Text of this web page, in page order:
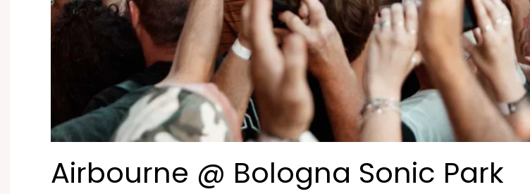
Airbourne @ Bologna Sonic Park